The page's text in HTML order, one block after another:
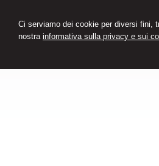
Ci serviamo dei cookie per diversi fini,
nostra informativa sulla privacy e sui